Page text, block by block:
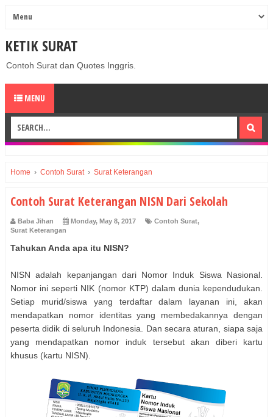
KETIK SURAT
Contoh Surat dan Quotes Inggris.
MENU
Home › Contoh Surat › Surat Keterangan
Contoh Surat Keterangan NISN Dari Sekolah
Baba Jihan Monday, May 8, 2017 Contoh Surat,
Surat Keterangan
Tahukan Anda apa itu NISN?
NISN adalah kepanjangan dari Nomor Induk Siswa Nasional.
Nomor ini seperti NIK (nomor KTP) dalam dunia kependudukan.
Setiap murid/siswa yang terdaftar dalam layanan ini, akan
mendapatkan nomor identitas yang membedakannya dengan
peserta didik di seluruh Indonesia. Dan secara aturan, siapa saja
yang mendapatkan nomor induk tersebut akan diberi kartu
khusus (kartu NISN).